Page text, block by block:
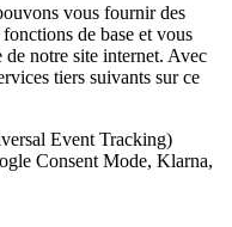
vous fournir des
de base et vous
notre site internet. Avec
tiers suivants sur ce
Event Tracking)
Consent Mode, Klarna,